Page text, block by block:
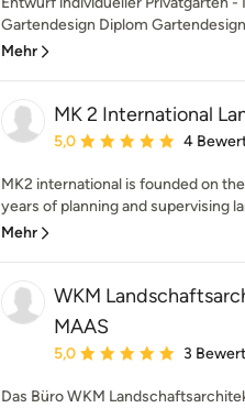
Gartendesign Diplom
Mehr
MK 2 International
Durchschnittliche
5,0 4
MK2 international is founded on
years of planning and supervising
Mehr
WKM
MAAS
Durchschnittliche
5,0 3
Das Büro WKM